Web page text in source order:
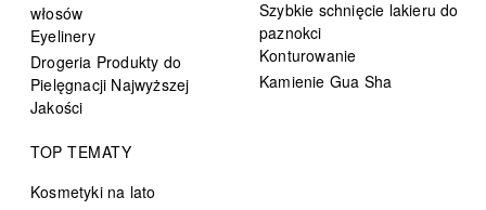
włosów
Eyelinery
Drogeria Produkty do
Pielęgnacji Najwyższej
Jakości
Szybkie schnięcie lakieru do
paznokci
Konturowanie
Kamienie Gua Sha
TOP TEMATY
Kosmetyki na lato